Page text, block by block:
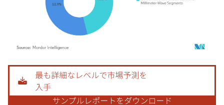
画像 © Mordor Intelligence。再利用にはCC BY 4.0の表示が必要です。